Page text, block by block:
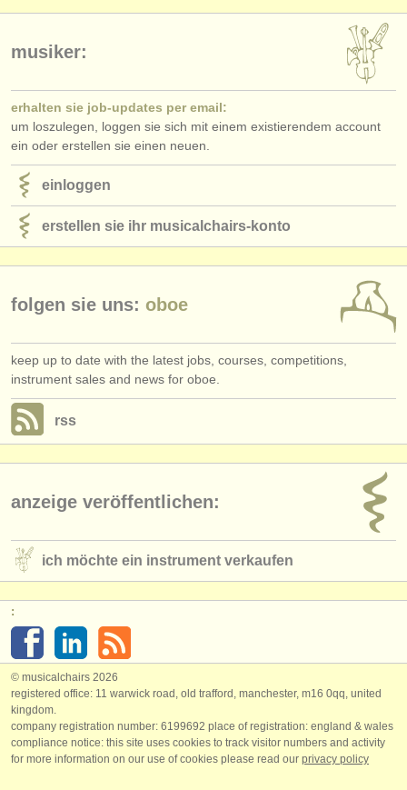
anzeige veröffentlichen
find out about our
ATSfaq
einloggen
musiker:
erhalten sie job-updates per email:
um loszulegen, loggen sie sich mit einem existierendem account
ein oder erstellen sie einen neuen.
einloggen
erstellen sie ihr musicalchairs-konto
folgen sie uns: oboe
keep up to date with the latest jobs, courses, competitions,
instrument sales and news for oboe.
rss
anzeige veröffentlichen:
ich möchte ein instrument verkaufen
:
© musicalchairs 2026
registered office: 11 warwick road, old trafford, manchester, m16 0qq, united
kingdom.
company registration number: ​6199692 place of registration: england & wales
compliance notice: ​this site uses cookies to track visitor numbers and activity
for more information on our use of cookies please read our privacy policy